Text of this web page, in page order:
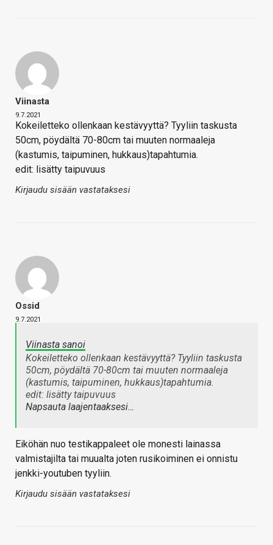
Viinasta
9.7.2021
Kokeiletteko ollenkaan kestävyyttä? Tyyliin taskusta
50cm, pöydältä 70-80cm tai muuten normaaleja
(kastumis, taipuminen, hukkaus)tapahtumia.
edit: lisätty taipuvuus
Kirjaudu sisään vastataksesi
Ossid
9.7.2021
Viinasta sanoi
Kokeiletteko ollenkaan kestävyyttä? Tyyliin taskusta
50cm, pöydältä 70-80cm tai muuten normaaleja
(kastumis, taipuminen, hukkaus)tapahtumia.
edit: lisätty taipuvuus
Napsauta laajentaaksesi…
Eiköhän nuo testikappaleet ole monesti lainassa
valmistajilta tai muualta joten rusikoiminen ei onnistu
jenkki-youtuben tyyliin.
Kirjaudu sisään vastataksesi